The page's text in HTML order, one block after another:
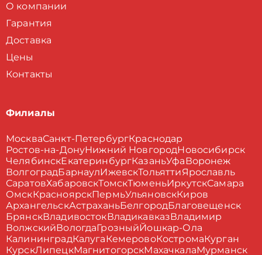
О компании
Гарантия
Доставка
Цены
Контакты
Филиалы
МоскваСанкт-ПетербургКраснодар
Ростов-на-ДонуНижний НовгородНовосибирск
ЧелябинскЕкатеринбургКазаньУфа Воронеж
ВолгоградБарнаулИжевскТольяттиЯрославль
СаратовХабаровскТомскТюменьИркутскСамара
ОмскКрасноярскПермьУльяновскКиров
АрхангельскАстраханьБелгородБлаговещенск
БрянскВладивостокВладикавказВладимир
ВолжскийВологдаГрозныйЙошкар-Ола
КалининградКалуга КемеровоКостромаКурган
КурскЛипецкМагнитогорскМахачкалаМурманск